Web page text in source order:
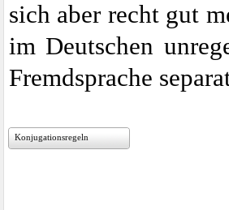
sich aber recht gut
im Deutschen
Fremdsprache
Konjugationsregeln